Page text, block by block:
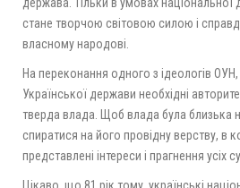
стане творчою світовою силою і
власному народові.
На переконання одного з ідеологів
Української держави необхідні
тверда влада. Щоб влада була близька
спиратися на його провідну верству, в
представлені інтереси і прагнення усіх